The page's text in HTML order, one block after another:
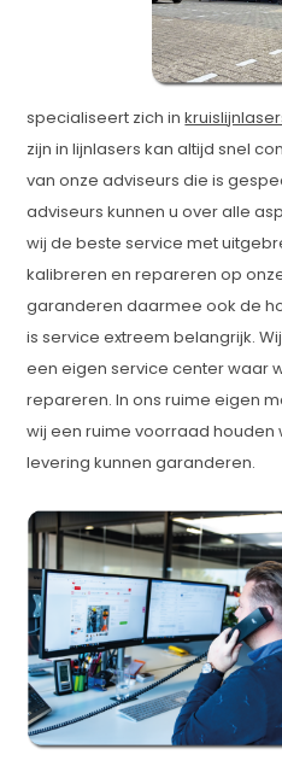
specialiseert zich in
zijn in lijnlasers kan altijd snel
van onze adviseurs die is
adviseurs kunnen u over alle
wij de beste service met
kalibreren en repareren op
garanderen daarmee ook de
is service extreem belangrijk.
een eigen service center waar
repareren. In ons ruime eigen
wij een ruime voorraad
levering kunnen garanderen.